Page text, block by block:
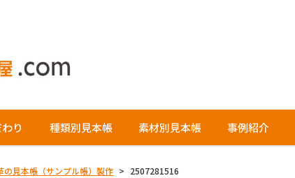
り 種類別見本帳 素材別見本帳 事例紹介
の見本帳（サンプル帳）製作 > 2507281516